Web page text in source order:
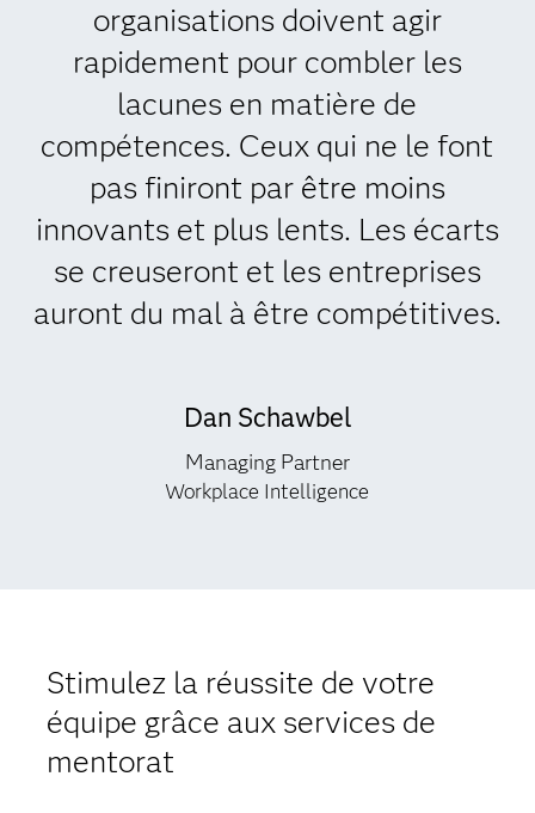
organisations doivent agir
rapidement pour combler les
lacunes en matière de
compétences. Ceux qui ne le font
pas finiront par être moins
innovants et plus lents. Les écarts
se creuseront et les entreprises
auront du mal à être compétitives.
Dan Schawbel
Managing Partner
Workplace Intelligence
Stimulez la réussite de votre
équipe grâce aux services de
mentorat